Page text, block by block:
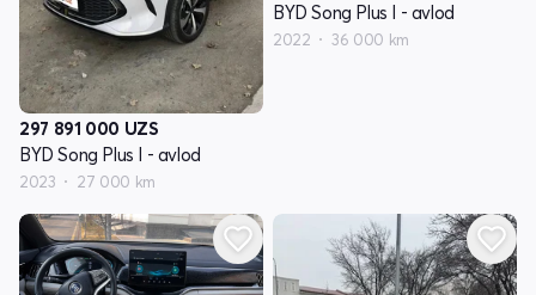
297 891 000 UZS
BYD Song Plus I - avlod
2023 27 000 km
BYD Song Plus I - avlod
2022 36 000 km